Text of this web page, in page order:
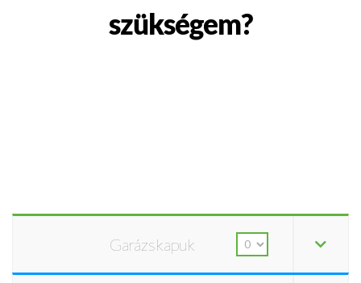
szükségem?
Garázskapuk